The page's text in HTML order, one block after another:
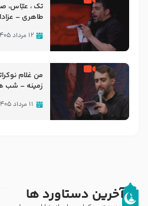
تک ، عبّاس،
طاهری –
۱۲ مرداد ۱۴۰۵
من غلام
۱۱ مرداد ۱۴۰۵
آخرین دستاورد ها